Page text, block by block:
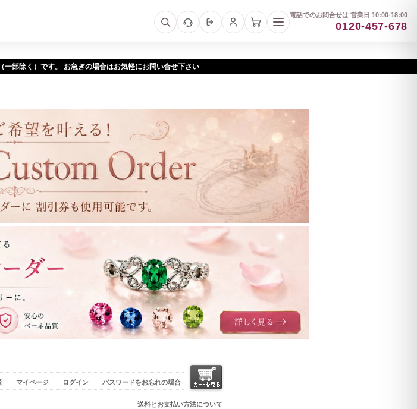
一部除く）です。 お急ぎの場合はお気軽にお問い合せ下さい
電話でのお問合せは 営業日 10:00-18:00
0120-457-678
マイページ ログイン パスワードをお忘れの場合
送料とお支払い方法について